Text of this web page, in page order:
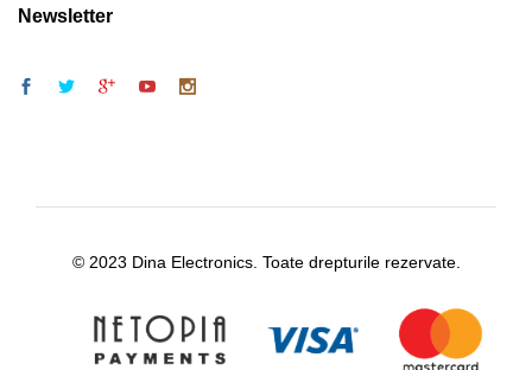
Newsletter
© 2023 Dina Electronics. Toate drepturile rezervate.